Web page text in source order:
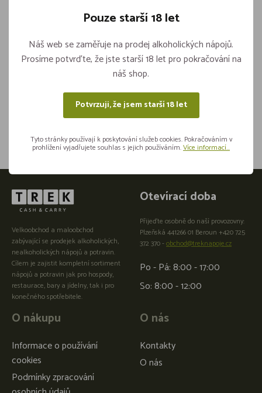
ks Vložit do košíku
Sdílejte na sítích
Velkoobchod a maloobchod
zabývající se prodejek alkoholických,
nealkoholických nápojů a potravin.
Cílem je zajistit kompletní sortiment
nápojů a potravin jak pro hospody,
restaurace, bary a jídelny, tak i pro
konečného spotřebitele.
O nákupu
Informace o používání
cookies
Podmínky zpracování
O nás
Kontakty
O nás
Otevírací doba
Přijeďte osobně do naší provozovny:
Plzeňská 441266 01 Beroun +420 725
372 370 -obchod@treknapoje.cz
Po - Pá: 8:00 - 17:00
So: 8:00 - 12:00
Pouze starší 18 let
Náš web se zaměřuje na prodej alkoholických nápojů.
Prosíme potvrďte, že jste starší 18 let pro pokračování na
náš shop.
Potvrzuji, že jsem starší 18 let
Tyto stránky používají k poskytování služeb cookies. Pokračováním v
prohlížení vyjadřujete souhlas s jejich používáním.Více informací...